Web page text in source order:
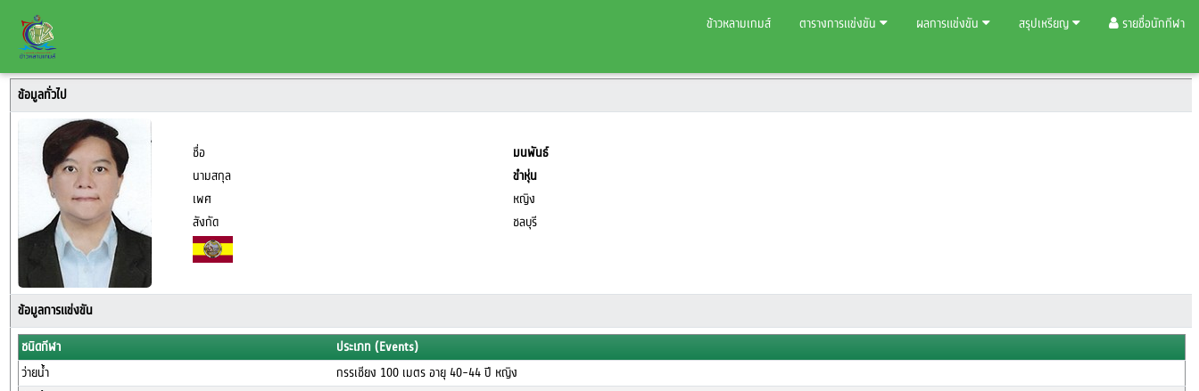
ข้าวหลามเกมส์ ตารางการแข่งขัน ผลการแข่งขัน สรุปเหรียญ รายชื่อนักกีฬา
ข้อมูลทั่วไป
ชื่อ
มนพันธ์
นามสกุล
ขำหุ่น
เพศ
หญิง
สังกัด
ชลบุรี
ข้อมูลการแข่งขัน
ชนิดกีฬา
ประเภท (Events)
ว่ายน้ำ
กรรเชียง 100 เมตร อายุ 40-44 ปี หญิง